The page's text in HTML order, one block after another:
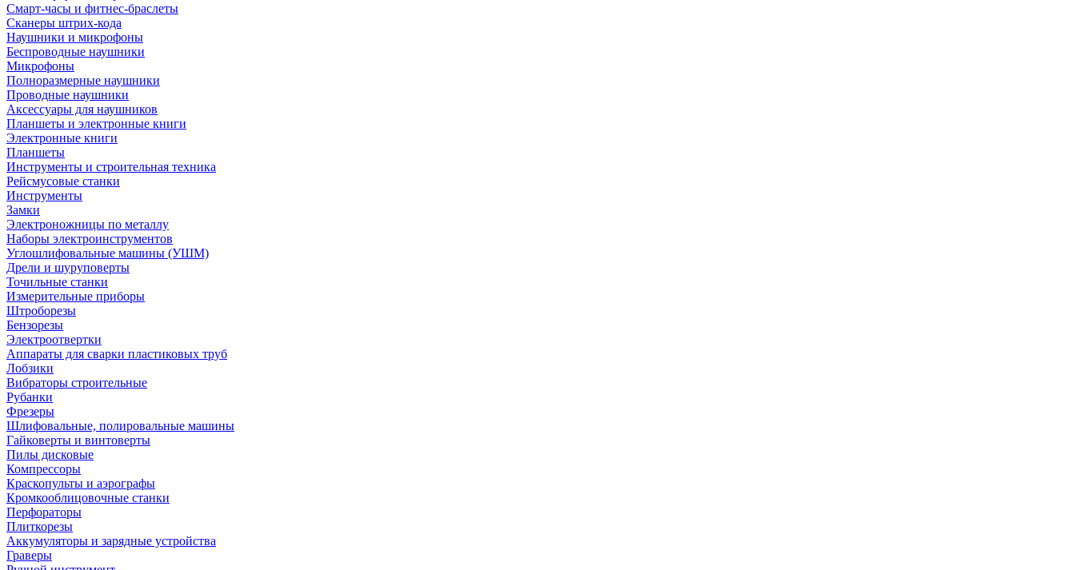
Смарт-часы и фитнес-браслеты
Сканеры штрих-кода
Наушники и микрофоны
Беспроводные наушники
Микрофоны
Полноразмерные наушники
Проводные наушники
Аксессуары для наушников
Планшеты и электронные книги
Электронные книги
Планшеты
Инструменты и строительная техника
Рейсмусовые станки
Инструменты
Замки
Электроножницы по металлу
Наборы электроинструментов
Углошлифовальные машины (УШМ)
Дрели и шуруповерты
Точильные станки
Измерительные приборы
Штроборезы
Бензорезы
Электроотвертки
Аппараты для сварки пластиковых труб
Лобзики
Вибраторы строительные
Рубанки
Фрезеры
Шлифовальные, полировальные машины
Гайковерты и винтоверты
Пилы дисковые
Компрессоры
Краскопульты и аэрографы
Кромкооблицовочные станки
Перфораторы
Плиткорезы
Аккумуляторы и зарядные устройства
Граверы